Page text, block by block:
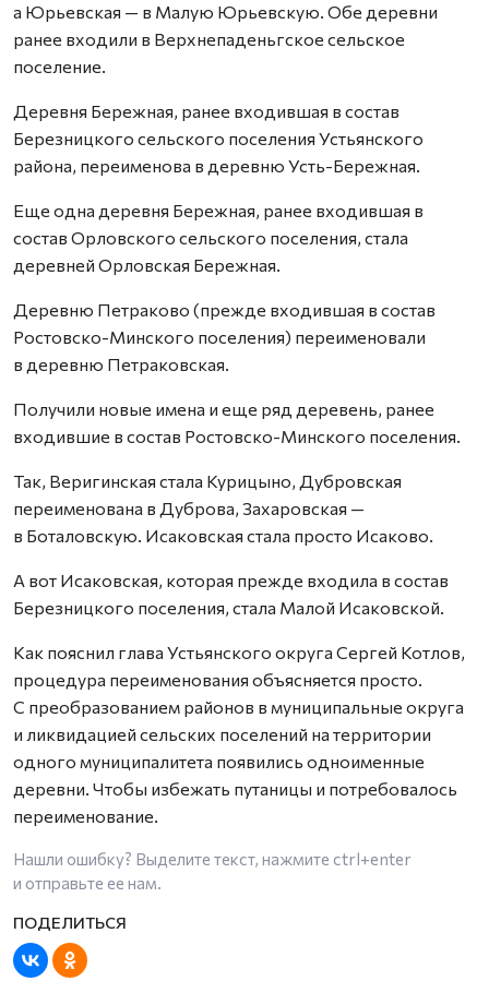
а Юрьевская — в Малую Юрьевскую. Обе деревни
ранее входили в Верхнепаденьгское сельское
поселение.
Деревня Бережная, ранее входившая в состав
Березницкого сельского поселения Устьянского
района, переименова в деревню Усть-Бережная.
Еще одна деревня Бережная, ранее входившая в
состав Орловского сельского поселения, стала
деревней Орловская Бережная.
Деревню Петраково (прежде входившая в состав
Ростовско-Минского поселения) переименовали
в деревню Петраковская.
Получили новые имена и еще ряд деревень, ранее
входившие в состав Ростовско-Минского поселения.
Так, Веригинская стала Курицыно, Дубровская
переименована в Дуброва, Захаровская —
в Боталовскую. Исаковская стала просто Исаково.
А вот Исаковская, которая прежде входила в состав
Березницкого поселения, стала Малой Исаковской.
Как пояснил глава Устьянского округа Сергей Котлов,
процедура переименования объясняется просто.
С преобразованием районов в муниципальные округа
и ликвидацией сельских поселений на территории
одного муниципалитета появились одноименные
деревни. Чтобы избежать путаницы и потребовалось
переименование.
Нашли ошибку? Выделите текст, нажмите ctrl+enter
и отправьте ее нам.